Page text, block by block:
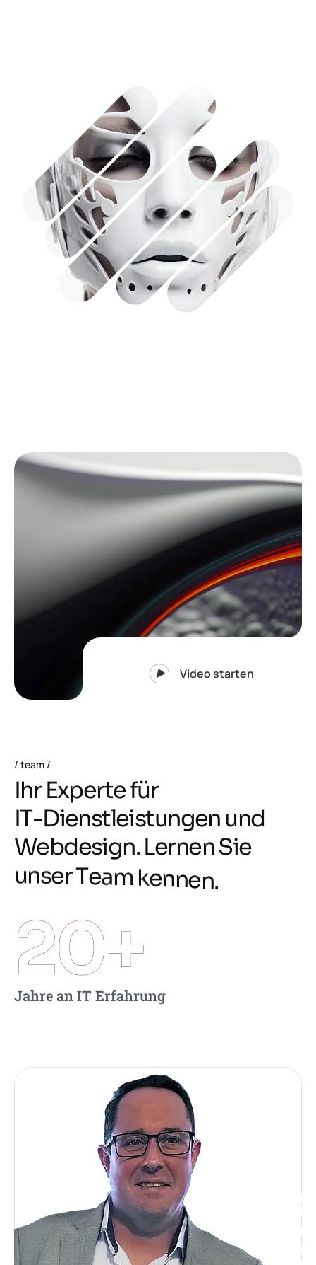
Video starten
team
Ihr Expertefür
IT-Dienstleistungen und
Webdesign. LernenSie
unserTeam kennen.
Jahre an IT Erfahrung
20+